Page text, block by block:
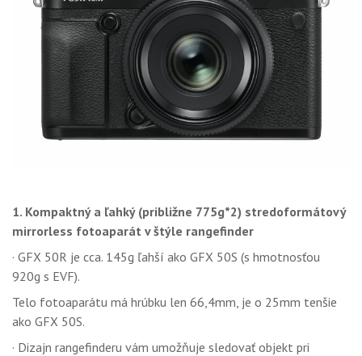
1. Kompaktný a ľahký (približne 775g*2) stredoformátový
mirrorless fotoaparát v štýle rangefinder
· GFX 50R je cca. 145g ľahší ako GFX 50S (s hmotnosťou
920g s EVF).
Telo fotoaparátu má hrúbku len 66,4mm, je o 25mm tenšie
ako GFX 50S.
· Dizajn rangefinderu vám umožňuje sledovať objekt pri